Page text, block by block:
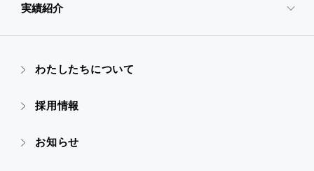
- 映像・動画制作
- デザイン
- 販促グッズ
- 企業情報TOP
- ごあいさつ
- 会社概要
実績紹介
- 実績紹介TOP
わたしたちについて
採用情報
お知らせ